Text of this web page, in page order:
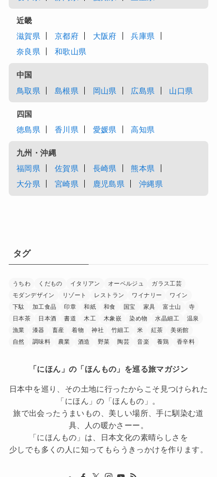
近畿
滋賀県
京都府 大阪府
兵庫県
奈良県
和歌山県
中国
鳥取県
島根県 岡山県 広島県 山口県
四国
徳島県
香川県 愛媛県 高知県
九州・沖縄
福岡県
佐賀県 長崎県
熊本県
大分県
宮崎県 鹿児島県 沖縄県
タグ
うちわ くだもの イタリアン オーベルジュ
ガラス工芸
モダンデザイン
リゾート レストラン ワイナリー
ワイン
下駄
加工食品 印章 和紙 和食 国宝 家具 富士山
寺
日本茶
日本酒 書道 木工 木象嵌 染め物 水晶細工
温泉
漁業
漆器 畜産 着物 神社 竹細工 米 紅茶
美術館
自然
調味料 農業 酒造 野菜 陶芸 音楽 養鶏 香辛料
「にほん」の「ほんもの」を巡る旅マガジン
日本中を巡り、その土地に行ったからこそ見つけられた
「にほん」の「ほんもの」。
旅で出会ったうまいもの、美しい場所、手に馴染む道
具、人の暖かさーー。
「にほんもの」は、日本文化の素晴らしさを
少しでも多くの人に知ってもらうきっかけを作ります。